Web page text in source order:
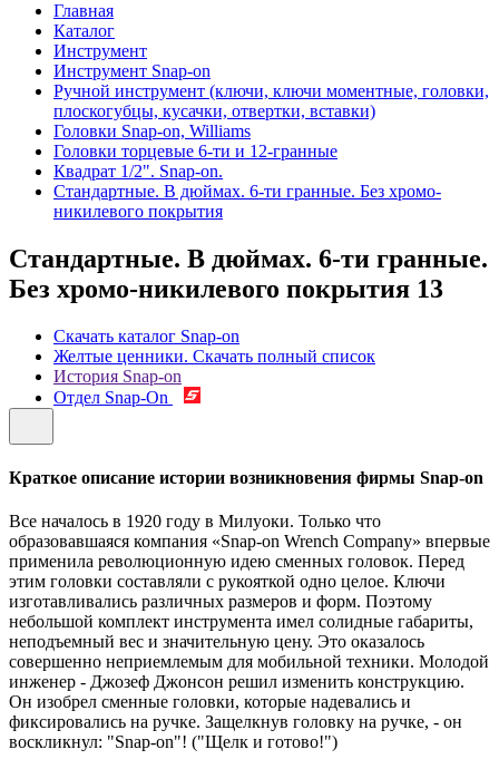
Главная
Каталог
Инструмент
Инструмент Snap-on
Ручной инструмент (ключи, ключи моментные, головки,
плоскогубцы, кусачки, отвертки, вставки)
Головки Snap-on, Williams
Головки торцевые 6-ти и 12-гранные
Квадрат 1/2". Snap-on.
Стандартные. В дюймах. 6-ти гранные. Без хромо-
никилевого покрытия
Стандартные. В дюймах. 6-ти гранные.
Без хромо-никилевого покрытия 13
Скачать каталог Snap-on
Желтые ценники. Скачать полный список
История Snap-on
Отдел Snap-On
Краткое описание истории возникновения фирмы Snap-on
Все началось в 1920 году в Милуоки. Только что
образовавшаяся компания «Snap-on Wrench Company» впервые
применила революционную идею сменных головок. Перед
этим головки составляли с рукояткой одно целое. Ключи
изготавливались различных размеров и форм. Поэтому
небольшой комплект инструмента имел солидные габариты,
неподъемный вес и значительную цену. Это оказалось
совершенно неприемлемым для мобильной техники. Молодой
инженер - Джозеф Джонсон решил изменить конструкцию.
Он изобрел сменные головки, которые надевались и
фиксировались на ручке. Защелкнув головку на ручке, - он
воскликнул: "Snap-on"! ("Щелк и готово!")